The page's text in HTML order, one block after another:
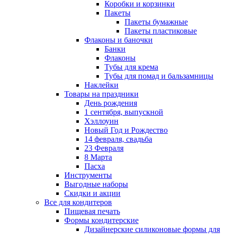
Коробки и корзинки
Пакеты
Пакеты бумажные
Пакеты пластиковые
Флаконы и баночки
Банки
Флаконы
Тубы для крема
Тубы для помад и бальзамницы
Наклейки
Товары на праздники
День рождения
1 сентября, выпускной
Хэллоуин
Новый Год и Рождество
14 февраля, свадьба
23 Февраля
8 Марта
Пасха
Инструменты
Выгодные наборы
Скидки и акции
Все для кондитеров
Пищевая печать
Формы кондитерские
Дизайнерские силиконовые формы для